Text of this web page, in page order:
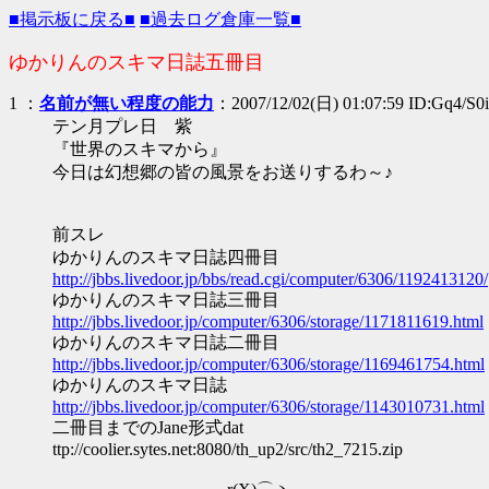
■掲示板に戻る■ ■過去ログ倉庫一覧■
ゆかりんのスキマ日誌五冊目
1 ： 名前が無い程度の能力 ：2007/12/02(日) 01:07:59 ID:Gq4/
テン月プレ日 紫
『世界のスキマから』
今日は幻想郷の皆の風景をお送りするわ～♪
前スレ
ゆかりんのスキマ日誌四冊目
http://jbbs.livedoor.jp/bbs/read.cgi/computer/6306/1192413120/
ゆかりんのスキマ日誌三冊目
http://jbbs.livedoor.jp/computer/6306/storage/1171811619.html
ゆかりんのスキマ日誌二冊目
http://jbbs.livedoor.jp/computer/6306/storage/1169461754.html
ゆかりんのスキマ日誌
http://jbbs.livedoor.jp/computer/6306/storage/1143010731.html
二冊目までのJane形式dat
ttp://coolier.sytes.net:8080/th_up2/src/th2_7215.zip